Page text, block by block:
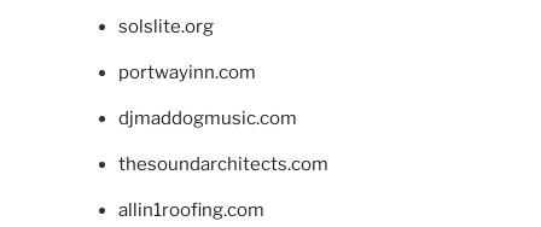
solslite.org
portwayinn.com
djmaddogmusic.com
thesoundarchitects.com
allin1roofing.com